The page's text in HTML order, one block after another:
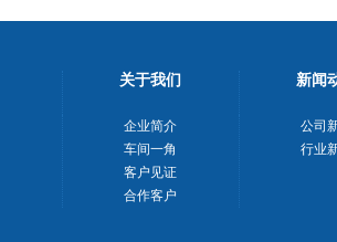
关于我们 新闻
企业简介
车间一角
客户见证
合作客户
公司
行业